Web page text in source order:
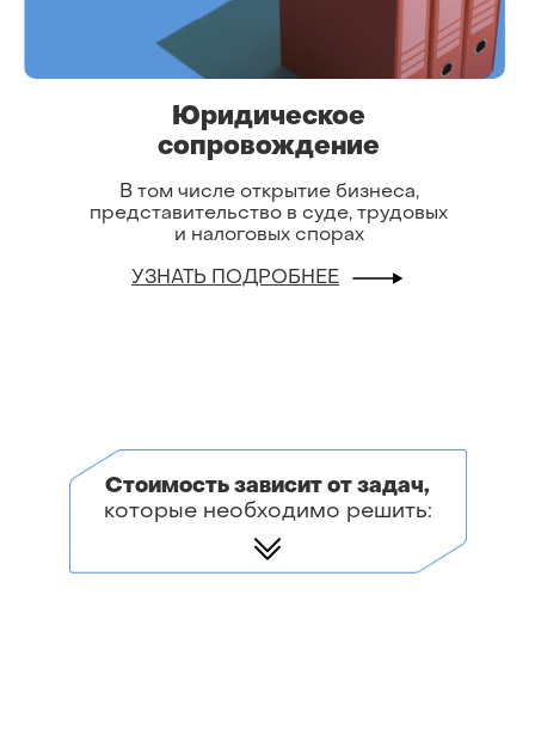
УЗНАТЬ ПОДРОБНЕЕ
Юридическое
сопровождение
В том числе открытие бизнеса,
представительство в суде, трудовых
и налоговых спорах
Стоимость зависит от задач,
которые необходимо решить: